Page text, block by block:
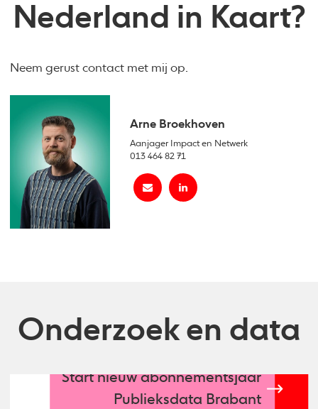
Nederland in Kaart?
Neem gerust contact met mij op.
Arne Broekhoven
Aanjager Impact en Netwerk
013 464 82 71
Onderzoek en data
Start nieuw abonnementsjaar
Publieksdata Brabant